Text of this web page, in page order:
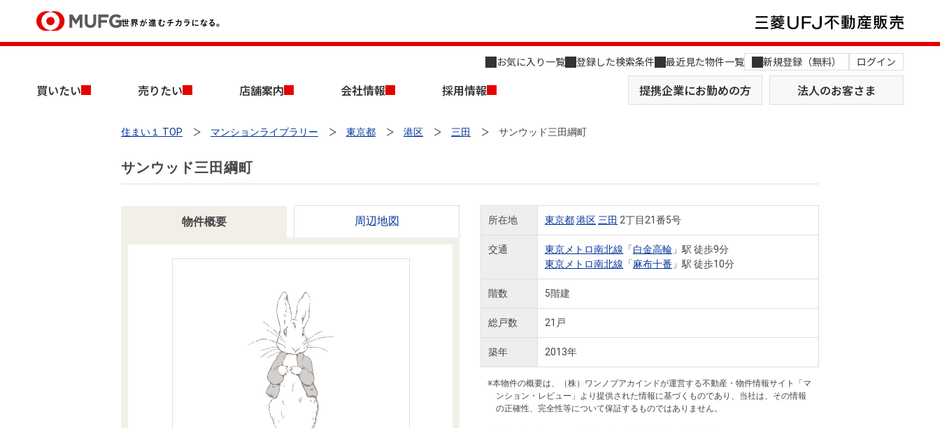
お気に入り一覧 登録した検索条件 最近見た物件一覧 新規登録（無料） ログイン
買いたい 売りたい 店舗案内 会社情報 採用情報 提携企業にお勤めの方 法人のお客さま
買いたいTOP
新築・中古一戸建てを探す 土地を探す
住宅ローンシミュレーション 住まい1プラス（お役立ちコラム）
売りたいTOP
AI不動産査定
住まい1プラス（お役立ちコラム）
店舗案内TOP
店舗のご案内（名古屋） 店舗のご案内（関西）
会社情報TOP
会社概要 MUFG Way
役員一覧
採用情報TOP
キャリア採用情報
売りたい
住まい１ TOP マンションライブラリー 東京都 港区 三田 サンウッド三田綱町
サンウッド三田綱町
物件概要 周辺地図 所在地 東京都港区 三田 2丁目21番5号
交通 東京メトロ南北線 「白金高輪 」駅 徒歩9分
東京メトロ南北線 「麻布十番 」駅 徒歩10分
階数 5階建
総戸数 21戸
築年 2013年
※本物件の概要は、（株）ワンノブアカインドが運営する不動産・物件情報サイト「マ
ンション・レビュー」より提供された情報に基づくものであり、当社は、その情報
の正確性、完全性等について保証するものではありません。